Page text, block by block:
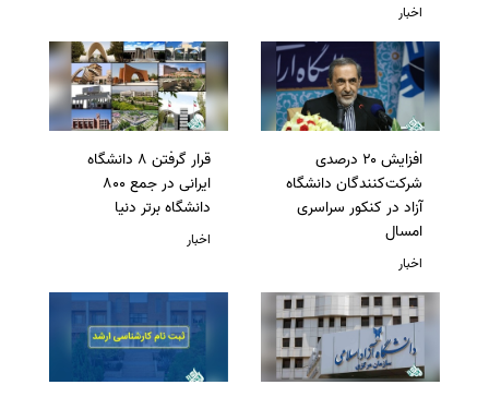
اخبار
افزایش ۲۰ درصدی
شرکت‌کنندگان دانشگاه
آزاد در کنکور سراسری
امسال
اخبار
قرار گرفتن 8 دانشگاه
ایرانی در جمع 800
دانشگاه برتر دنیا
اخبار